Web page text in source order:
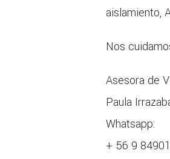
aislamiento,
Nos
Asesora de
Paula
Whatsapp:
+ 56 9